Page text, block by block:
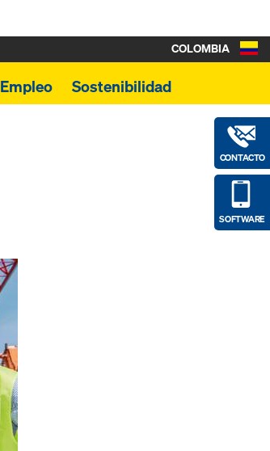
Empleo Sostenibilidad
CONTACTO
SOFTWARE
COLOMBIA